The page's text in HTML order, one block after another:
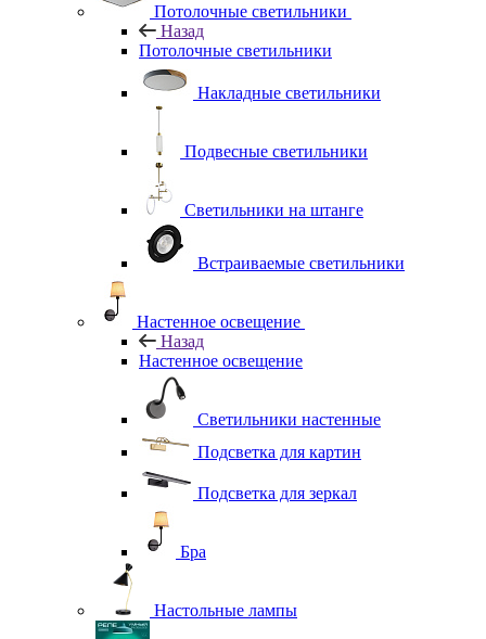
Потолочные светильники
Назад
Потолочные светильники
Накладные светильники
Подвесные светильники
Светильники на штанге
Встраиваемые светильники
Настенное освещение
Назад
Настенное освещение
Светильники настенные
Подсветка для картин
Подсветка для зеркал
Бра
Настольные лампы